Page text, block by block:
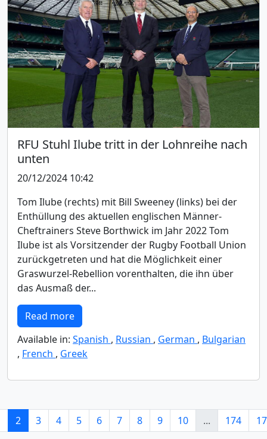
RFU Stuhl Ilube tritt in der Lohnreihe nach
unten
20/12/2024 10:42
Tom Ilube (rechts) mit Bill Sweeney (links) bei der
Enthüllung des aktuellen englischen Männer-
Cheftrainers Steve Borthwick im Jahr 2022 Tom
Ilube ist als Vorsitzender der Rugby Football Union
zurückgetreten und hat die Möglichkeit einer
Graswurzel-Rebellion vorenthalten, die ihn über
das Ausmaß der...
Read more
Available in: Spanish , Russian , German , Bulgarian
, French , Greek
2 3 4 5 6 7 8 9 10 ... 174